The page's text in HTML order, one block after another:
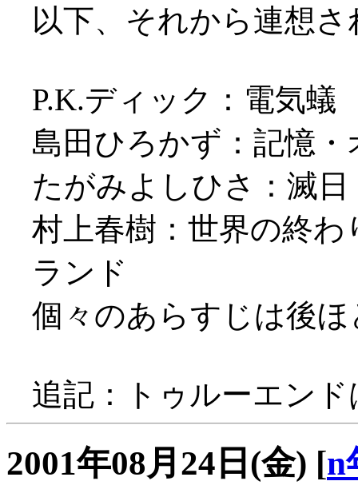
以下、それから連想
P.K.ディック：電気蟻
島田ひろかず：記憶
たがみよしひさ：滅日
村上春樹：世界の終
ランド
個々のあらすじは後ほ
追記：トゥルーエン
2001年08月24日(金) [n